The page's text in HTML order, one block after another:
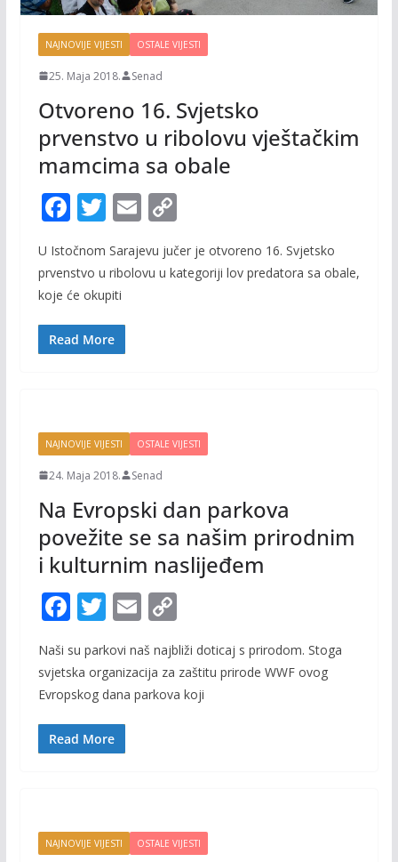
NAJNOVIJE VIJESTI OSTALE VIJESTI
25. Maja 2018. Senad
Otvoreno 16. Svjetsko
prvenstvo u ribolovu vještačkim
mamcima sa obale
F
ac
e
b
o
o
T
itt
er
E
ai
C
o
p
U Istočnom Sarajevu jučer je otvoreno 16. Svjetsko
prvenstvo u ribolovu u kategoriji lov predatora sa obale,
koje će okupiti
Read More
NAJNOVIJE VIJESTI OSTALE VIJESTI
24. Maja 2018. Senad
Na Evropski dan parkova
povežite se sa našim prirodnim
i kulturnim naslijeđem
F
e
b
o
o
T
itt
er
E
m
ai
l
C
o
p
y
Naši su parkovi naš najbliži doticaj s prirodom. Stoga
svjetska organizacija za zaštitu prirode WWF ovog
Evropskog dana parkova koji
Read More
NAJNOVIJE VIJESTI OSTALE VIJESTI